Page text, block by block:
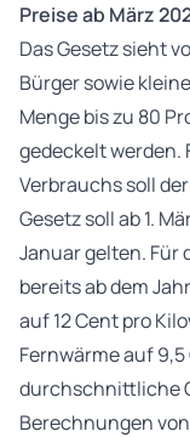
Preise ab März
Das Gesetz sieht
Bürger sowie
Menge bis zu 80
gedeckelt werden.
Verbrauchs soll
Gesetz soll ab 1.
Januar gelten. Für
bereits ab dem
auf 12 Cent pro
Fernwärme auf
durchschnittliche
Berechnungen